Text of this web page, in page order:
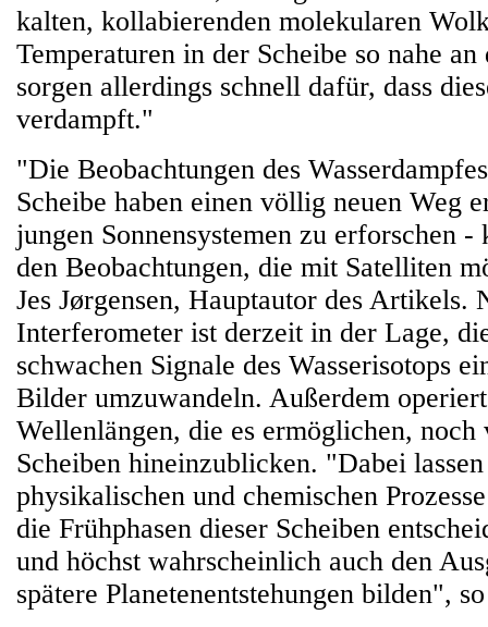
kalten, kollabierenden molekularen
Temperaturen in der Scheibe so nahe
sorgen allerdings schnell dafür, dass
verdampft."
"Die Beobachtungen des
Scheibe haben einen völlig neuen Weg
jungen Sonnensystemen zu erforschen -
den Beobachtungen, die mit Satelliten
Jes Jørgensen, Hauptautor des
Interferometer ist derzeit in der Lage,
schwachen Signale des Wasserisotops
Bilder umzuwandeln. Außerdem
Wellenlängen, die es ermöglichen,
Scheiben hineinzublicken. "Dabei
physikalischen und chemischen
die Frühphasen dieser Scheiben
und höchst wahrscheinlich auch den
spätere Planetenentstehungen bilden",